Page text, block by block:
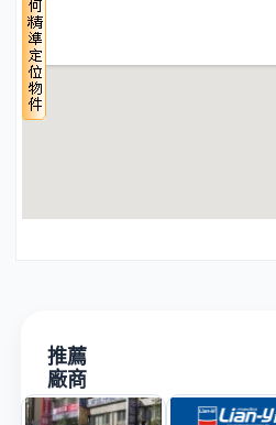
推薦
廠商